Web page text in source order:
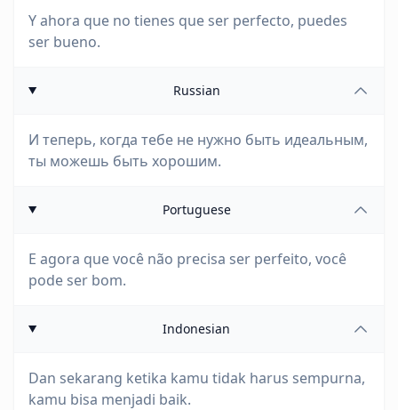
Y ahora que no tienes que ser perfecto, puedes
ser bueno.
Russian
И теперь, когда тебе не нужно быть идеальным,
ты можешь быть хорошим.
Portuguese
E agora que você não precisa ser perfeito, você
pode ser bom.
Indonesian
Dan sekarang ketika kamu tidak harus sempurna,
kamu bisa menjadi baik.